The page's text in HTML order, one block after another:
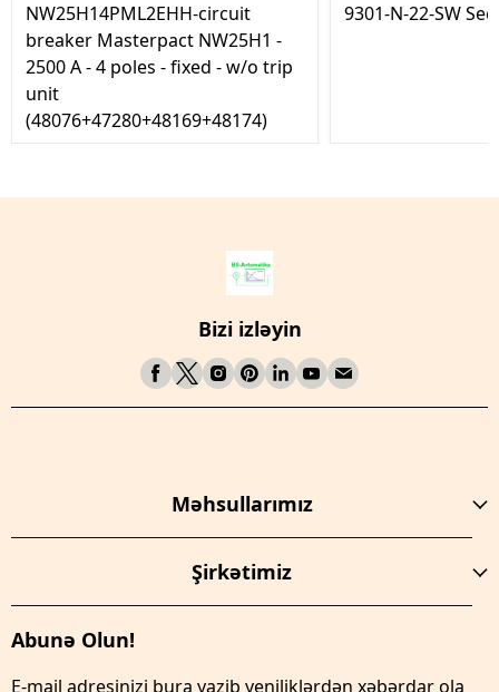
NW25H14PML2EHH-circuit
breaker Masterpact NW25H1 -
2500 A - 4 poles - fixed - w/o trip
unit
(48076+47280+48169+48174)
9301-N-22-SW
Bizi izləyin
Məhsullarımız
Şirkətimiz
Abunə Olun!
E-mail adresinizi bura yazib yeniliklərdən xəbərdar ola